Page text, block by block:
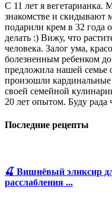
С 11 лет я вегетарианка.
знакомстве и скидывают
подарили крем в 32 года
делать :) Вижу, что
человека. Залог ума,
болезненным ребенком
предложила нашей семье
произошли
своей семейной
20 лет опытом. Буду
Последние рецепты
🍒 Вишнёвый эликсир
расслабления ...